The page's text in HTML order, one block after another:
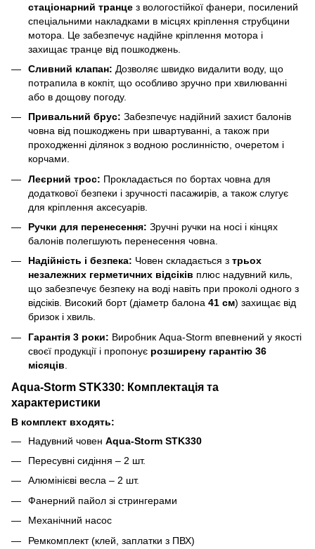
стаціонарний транце з вологостійкої фанери, посилений
спеціальними накладками в місцях кріплення струбцини
мотора. Це забезпечує надійне кріплення мотора і
захищає транце від пошкоджень.
Сливний клапан: Дозволяє швидко видалити воду, що
потрапила в кокпіт, що особливо зручно при хвилюванні
або в дощову погоду.
Привальний брус: Забезпечує надійний захист балонів
човна від пошкоджень при швартуванні, а також при
проходженні ділянок з водною рослинністю, очеретом і
корчами.
Леєрний трос: Прокладається по бортах човна для
додаткової безпеки і зручності пасажирів, а також слугує
для кріплення аксесуарів.
Ручки для перенесення: Зручні ручки на носі і кінцях
балонів полегшують перенесення човна.
Надійність і безпека: Човен складається з трьох
незалежних герметичних відсіків плюс надувний киль,
що забезпечує безпеку на воді навіть при проколі одного з
відсіків. Високий борт (діаметр балона 41 см) захищає від
бризок і хвиль.
Гарантія 3 роки: Виробник Aqua-Storm впевнений у якості
своєї продукції і пропонує розширену гарантію 36
місяців
Aqua-Storm STK330: Комплектація та
характеристики
В комплект входять:
Надувний човен Aqua-Storm STK330
Пересувні сидіння – 2 шт.
Алюмінієві весла – 2 шт.
Фанерний пайол зі стрингерами
Механічний насос
Ремкомплект (клей, заплатки з ПВХ)